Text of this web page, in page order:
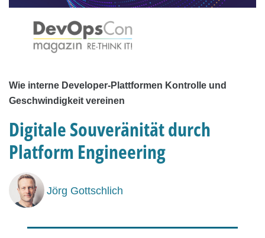
Wie interne Developer-Plattformen Kontrolle und
Geschwindigkeit vereinen
Digitale Souveränität durch
Platform Engineering
Jörg Gottschlich